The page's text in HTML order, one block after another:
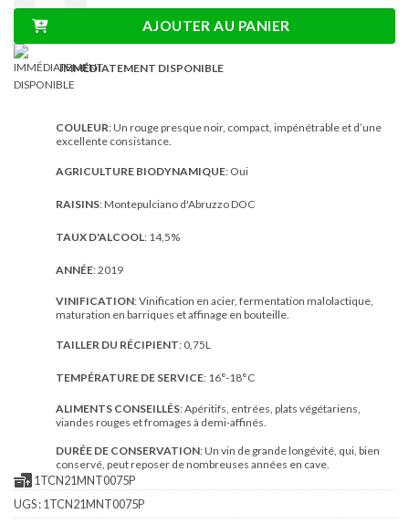
était :
27,50€.
est :
19,90€.
AJOUTER AU PANIER
IMMÉDIATEMENT DISPONIBLE
COULEUR: Un rouge presque noir, compact, impénétrable et d’une
excellente consistance.
AGRICULTURE BIODYNAMIQUE: Oui
RAISINS: Montepulciano d'Abruzzo DOC
TAUX D'ALCOOL: 14,5%
ANNÉE: 2019
VINIFICATION: Vinification en acier, fermentation malolactique,
maturation en barriques et affinage en bouteille.
TAILLER DU RÉCIPIENT: 0,75L
TEMPÉRATURE DE SERVICE: 16°-18°C
ALIMENTS CONSEILLÉS: Apéritifs, entrées, plats végétariens,
viandes rouges et fromages à demi-affinés.
DURÉE DE CONSERVATION: Un vin de grande longévité, qui, bien
conservé, peut reposer de nombreuses années en cave.
1TCN21MNT0075P
UGS :1TCN21MNT0075P